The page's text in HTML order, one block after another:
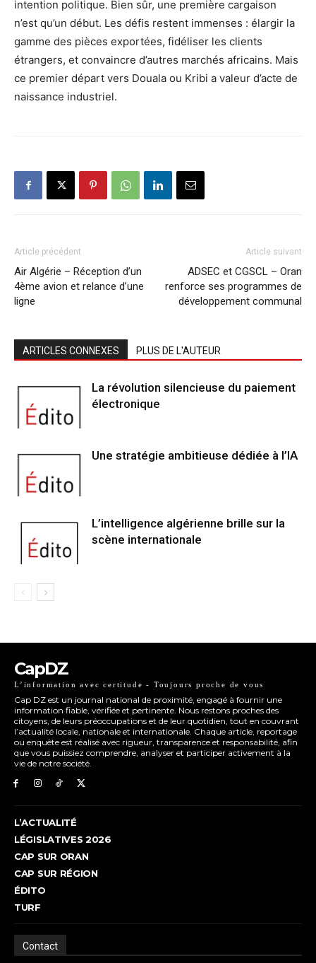
intention politique. Bien sûr, une première cargaison
n’est qu’un début. Les défis restent immenses : élargir la
gamme des pièces exportées, fidéliser les clients
étrangers, et convaincre d’autres marchés africains. Mais
ce premier départ vers Douala ou Kribi a valeur d’acte de
naissance industriel.
Article précédent
Air Algérie – Réception d’un
4ème avion et relance d’une
ligne
Article suivant
ADSEC et CGSCL – Oran
renforce ses programmes de
développement communal
ARTICLES CONNEXES PLUS DE L'AUTEUR
La révolution silencieuse du paiement
électronique
Une stratégie ambitieuse dédiée à l’IA
L’intelligence algérienne brille sur la
scène internationale
CapDZ
L’information avec certitude - Toujours proche de vous
Cap DZ est un journal national de proximité, engagé à fournir une
information fiable, vérifiée et pertinente. Nous restons proches des
citoyens, de leurs préoccupations et de leur quotidien, tout en couvrant
l’actualité locale, nationale et internationale. Chaque article, reportage
ou enquête est réalisé avec rigueur, transparence et responsabilité, afin
que vous puissiez comprendre, analyser et participer activement à la
vie de notre société.
L’ACTUALITÉ
LÉGISLATIVES 2026
CAP SUR ORAN
CAP SUR RÉGION
ÉDITO
TURF
Contact